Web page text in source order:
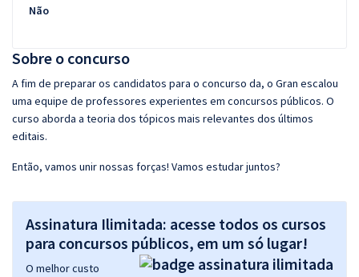
Sobre o concurso
A fim de preparar os candidatos para o concurso da, o Gran escalou
uma equipe de professores experientes em concursos públicos. O
curso aborda a teoria dos tópicos mais relevantes dos últimos
editais.
Então, vamos unir nossas forças! Vamos estudar juntos?
Assinatura Ilimitada: acesse todos os cursos
para concursos públicos, em um só lugar!
O melhor custo
Não